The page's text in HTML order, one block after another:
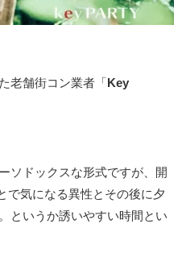
老舗街コン業者「Key
ソドックスな形式ですが、開
で気になる異性とその後に夕
というか誘いやすい時間とい